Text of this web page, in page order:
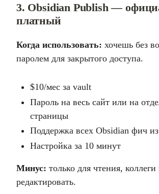
3. Obsidian Publish —
платный
Когда использовать: хочешь без
паролем для закрытого доступа.
$10/мес за vault
Пароль на весь сайт или на
страницы
Поддержка всех Obsidian фич
Настройка за 10 минут
Минус: только для чтения,
редактировать.